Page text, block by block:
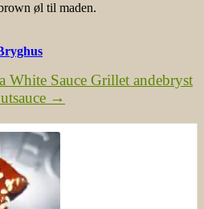
øl til maden.
White Sauce Grillet andebryst
→